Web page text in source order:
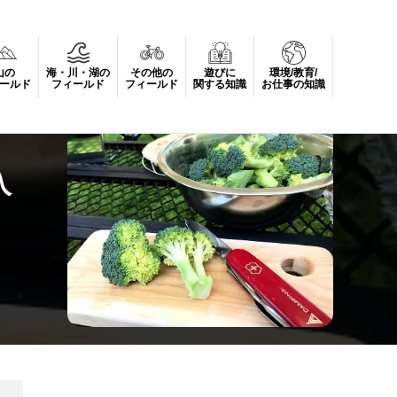
の
ルド
海・川・湖の
フィールド
その他の
フィールド
遊びに
関する知識
環境/教育/
お仕事の知識